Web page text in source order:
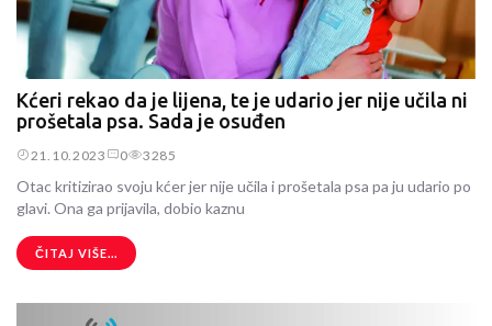
Kćeri rekao da je lijena, te je udario jer nije učila ni
prošetala psa. Sada je osuđen
21.10.2023 0 3285
Otac kritizirao svoju kćer jer nije učila i prošetala psa pa ju udario po
glavi. Ona ga prijavila, dobio kaznu
ČITAJ VIŠE...